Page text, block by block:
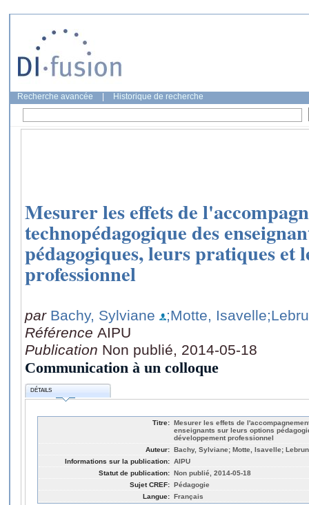
Recherche avancée Historique de recherche
Mesurer les effets de
technopédagogique des
pédagogiques, leurs pratiques et
professionnel
par Bachy, Sylviane ;Motte, Isavelle
Référence AIPU
Publication Non publié, 2014-05-18
Communication à un colloque
DÉTAILS
Titre: Mesurer les effets de
enseignants sur leurs options
développement professionnel
Auteur: Bachy, Sylviane; Motte, Isavelle;
Informations sur la publication: AIPU
Statut de publication: Non publié, 2014-05-18
Sujet CREF: Pédagogie
Langue: Français